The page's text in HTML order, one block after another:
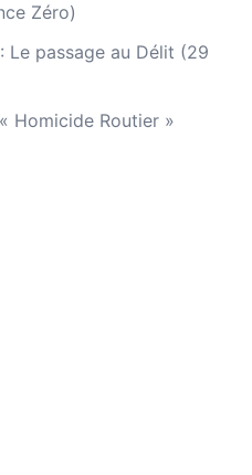
Zéro)
Le passage au Délit (29
Homicide Routier »